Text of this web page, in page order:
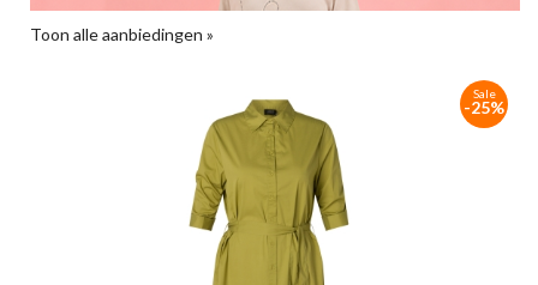
Toon alle aanbiedingen »
Sale
-25%